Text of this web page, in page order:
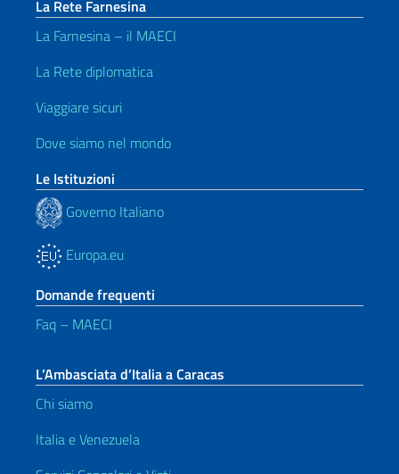
La Rete Farnesina
La Farnesina – il MAECI
La Rete diplomatica
Viaggiare sicuri
Dove siamo nel mondo
Le Istituzioni
Governo Italiano
Europa.eu
Domande frequenti
Faq – MAECI
L’Ambasciata d’Italia a Caracas
Chi siamo
Italia e Venezuela